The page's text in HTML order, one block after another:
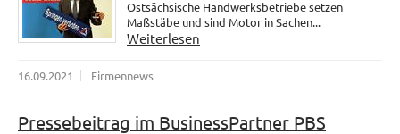
Ostsächsische Handwerksbetriebe setzen
Maßstäbe und sind Motor in Sachen...
Weiterlesen
16.09.2021 Firmennews
Pressebeitrag im BusinessPartner PBS